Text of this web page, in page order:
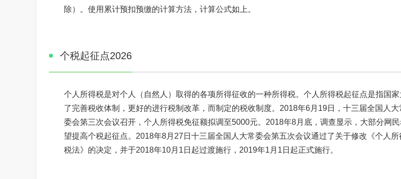
除）。使用累计预扣预缴的计算方法，计算公式如上。
个税起征点2026
个人所得税是对个人（自然人）取得的各项所得征收的一种所得税。个人所得税起征点是指国家
了完善税收体制，更好的进行税制改革，而制定的税收制度。2018年6月19日，十三届全国人大
委会第三次会议召开，个人所得税免征额拟调至5000元。2018年8月底，调查显示，大部分网
望提高个税起征点。2018年8月27日十三届全国人大常委会第五次会议通过了关于修改《个人所
税法》的决定，并于2018年10月1日起过渡施行，2019年1月1日起正式施行。